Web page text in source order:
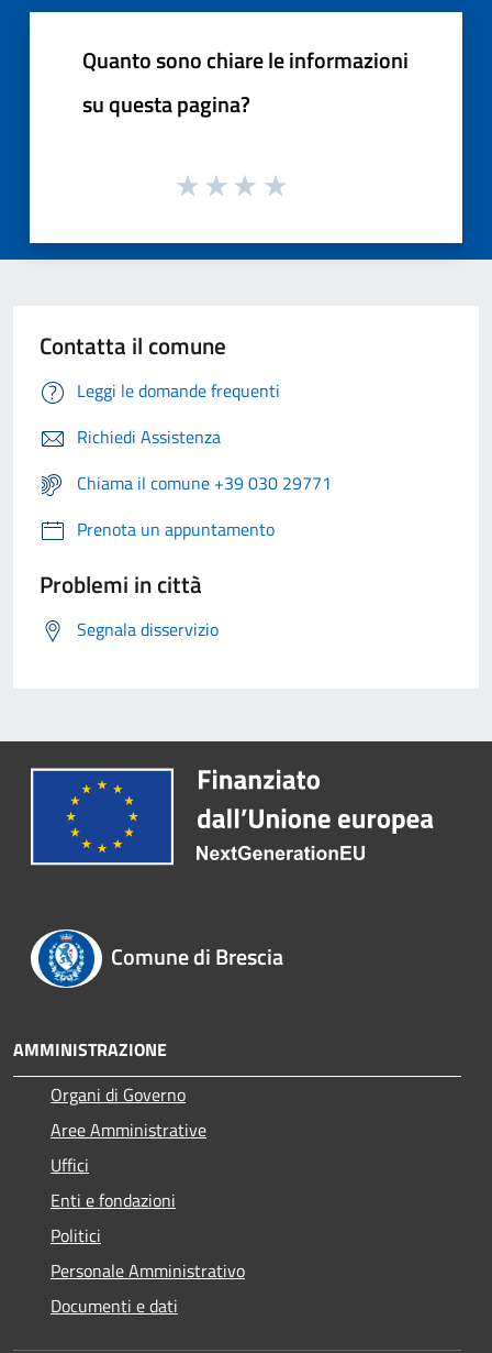
Quanto sono chiare le informazioni
su questa pagina?
Contatta il comune
Leggi le domande frequenti
Richiedi Assistenza
Chiama il comune +39 030 29771
Prenota un appuntamento
Problemi in città
Segnala disservizio
Comune di Brescia
AMMINISTRAZIONE
Organi di Governo
Aree Amministrative
Uffici
Enti e fondazioni
Politici
Personale Amministrativo
Documenti e dati